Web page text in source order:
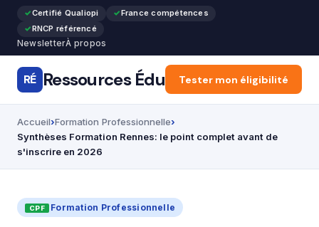
Certifié Qualiopi
France compétences
RNCP référencé
NewsletterÀ propos
RÉ Ressources Édu Accueil Articles
Tester mon éligibilité
Accueil Formation Professionnelle
Synthèses Formation Rennes: le point complet avant de
s'inscrire en 2026
Formation Professionnelle